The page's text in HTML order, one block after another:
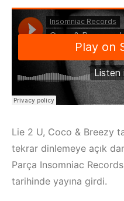
Lie 2 U, Coco & Breezy
tekrar dinlemeye açık
Parça Insomniac
tarihinde yayına girdi.